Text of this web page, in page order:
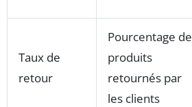
Taux de
retour
Pourcentage de
produits
retournés par
les clients